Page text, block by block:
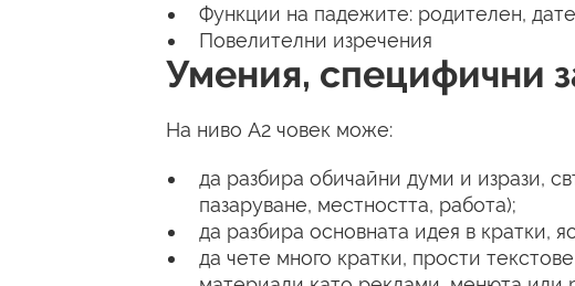
Функции на падежите: родителен,
Повелителни изречения
Умения, специфични
На ниво А2 човек може:
да разбира обичайни думи и изрази,
пазаруване, местността, работа);
да разбира основната идея в кратки,
да чете много кратки, прости